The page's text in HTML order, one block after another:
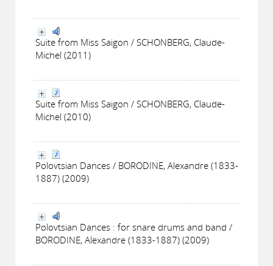
Suite from Miss Saigon / SCHONBERG, Claude-
Michel (2011)
Suite from Miss Saigon / SCHONBERG, Claude-
Michel (2010)
Polovtsian Dances / BORODINE, Alexandre (1833-
1887) (2009)
Polovtsian Dances : for snare drums and band /
BORODINE, Alexandre (1833-1887) (2009)